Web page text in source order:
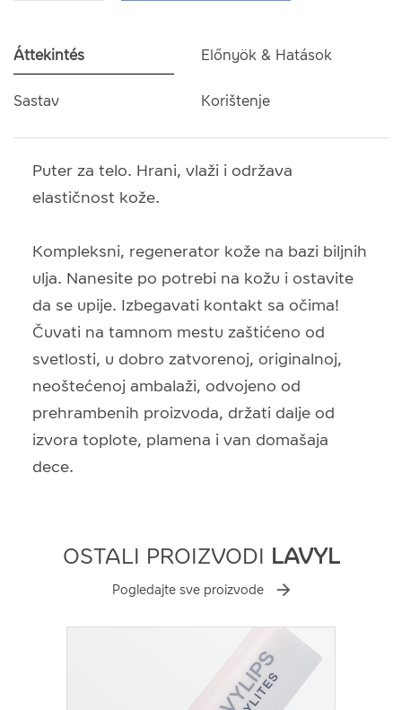
Áttekintés Előnyök & Hatások
Sastav Korištenje
Puter za telo. Hrani, vlaži i održava
elastičnost kože.
Kompleksni, regenerator kože na bazi biljnih
ulja. Nanesite po potrebi na kožu i ostavite
da se upije. Izbegavati kontakt sa očima!
Čuvati na tamnom mestu zaštićeno od
svetlosti, u dobro zatvorenoj, originalnoj,
neoštećenoj ambalaži, odvojeno od
prehrambenih proizvoda, držati dalje od
izvora toplote, plamena i van domašaja
dece.
OSTALI PROIZVODI LAVYL
Pogledajte sve proizvode